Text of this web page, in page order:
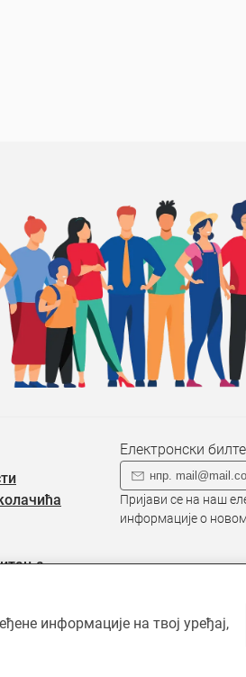
информације на твој уређај,
Електронски
Пријави се на наш
информације о
осим када је наведено другачије.